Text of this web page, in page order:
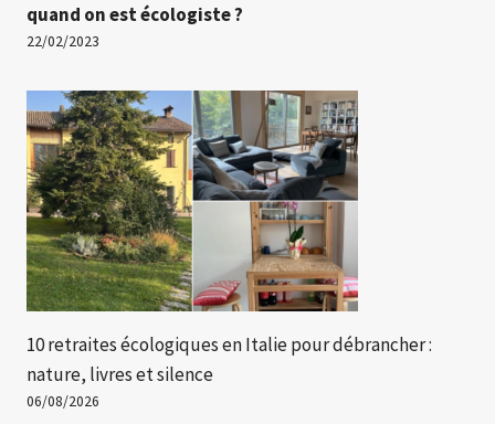
quand on est écologiste ?
22/02/2023
10 retraites écologiques en Italie pour débrancher :
nature, livres et silence
06/08/2026